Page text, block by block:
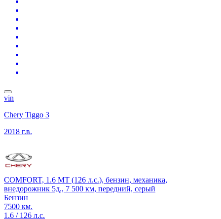
vin
Chery Tiggo 3
2018 г.в.
COMFORT, 1.6 MT (126 л.с.), бензин, механика,
внедорожник 5д., 7 500 км, передний, серый
Бензин
7500 км.
1.6 / 126 л.с.